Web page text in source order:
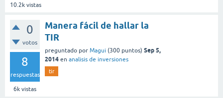
10.2k vistas
0
votos
8
respuestas
6k vistas
Manera fácil de hallar la
TIR
preguntado por Magui (300 puntos) Sep 5,
2014 en analisis de inversiones
tir